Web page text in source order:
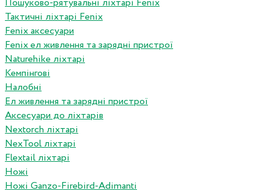
Пошуково-рятувальні ліхтарі Fenix
Тактичні ліхтарі Fenix
Fenix аксесуари
Fenix ел живлення та зарядні пристрої
Naturehike ліхтарі
Кемпінгові
Налобні
Ел живлення та зарядні пристрої
Аксесуари до ліхтарів
Nextorch ліхтарі
NexTool ліхтарі
Flextail ліхтарі
Ножі
Ножі Ganzo-Firebird-Adimanti